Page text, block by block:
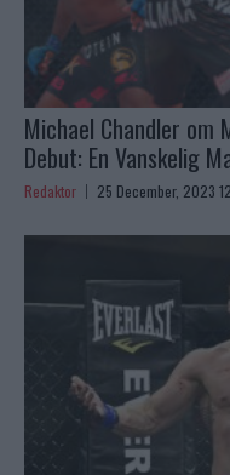
Michael Chandler om
Debut: En Vanskelig
Redaktor 25 December, 2023